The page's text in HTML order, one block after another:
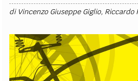
di Vincenzo Giuseppe Giglio, Riccardo